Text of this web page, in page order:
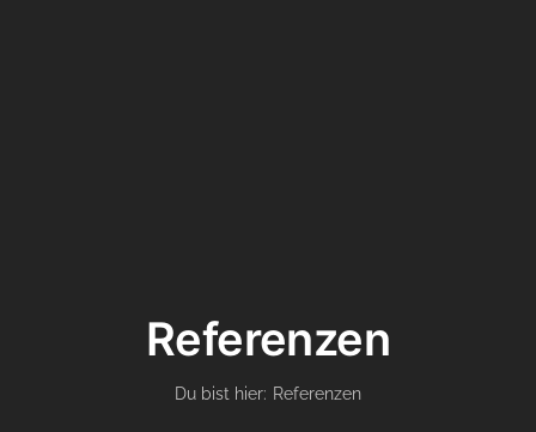
Referenzen
Du bist hier: Referenzen